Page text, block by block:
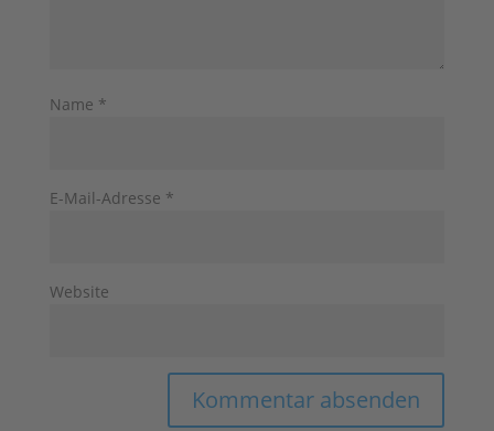
Name *
E-Mail-Adresse *
Website